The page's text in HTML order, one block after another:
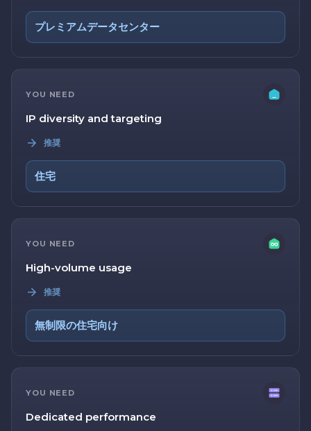
プレミアムデータセンター
YOU NEED
IP diversity and targeting
推奨
住宅
YOU NEED
High-volume usage
推奨
無制限の住宅向け
YOU NEED
Dedicated performance